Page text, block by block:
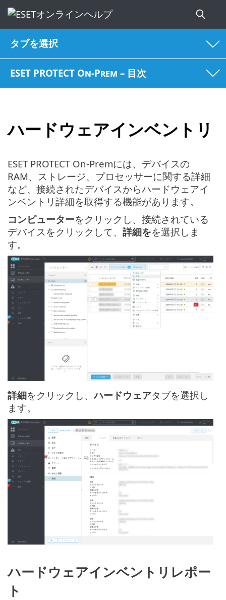
タブを選択
ESET PROTECT On-Prem – 目次
ハードウェアインベントリ
ESET PROTECT On-Premには、デバイスの
RAM、ストレージ、プロセッサーに関する詳細
など、接続されたデバイスからハードウェアイ
ンベントリ詳細を取得する機能があります。
コンピューターをクリックし、接続されている
デバイスをクリックして、 詳細をを選択しま
す。
詳細をクリックし、ハードウェアタブを選択し
ます。
ハードウェアインベントリレポー
ト